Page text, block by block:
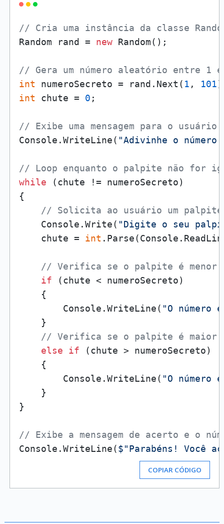
// Cria uma instância da classe
Random rand = new Random();
// Gera um número aleatório entre 1 e
int numeroSecreto = rand.Next( 1 , 101
int chute = 0 ;
// Exibe uma mensagem para o usuário
Console.WriteLine( "Adivinhe o
// Loop enquanto o palpite não for
while (chute != numeroSecreto)
{
// Solicita ao usuário um palpite
    Console.Write(
"Digite o seu
    chute =
int
// Verifica se o palpite é menor
if (chute < numeroSecreto)
    {
        Console.WriteLine(
"O número
    }
// Verifica se o palpite é maior
else
if (chute > numeroSecreto)
    {
        Console.WriteLine(
"O número
    }
}
// Exibe a mensagem de acerto e o
Console.WriteLine($"Parabéns! Você
COPIAR CÓDIGO